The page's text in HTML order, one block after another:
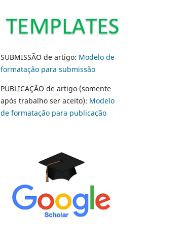
SUBMISSÃO de artigo: Modelo de
formatação para submissão
PUBLICAÇÃO de artigo (somente
após trabalho ser aceito): Modelo
de formatação para publicação